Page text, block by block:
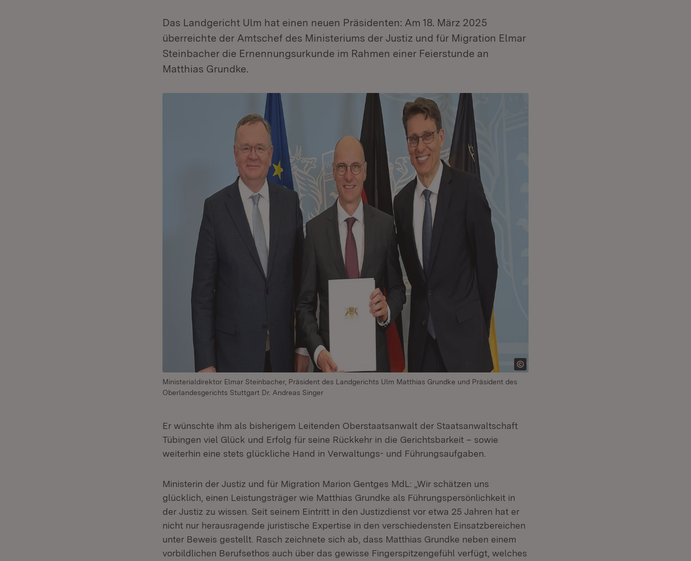
Das Landgericht Ulm hat einen neuen Präsidenten: Am 18. März 2025
überreichte der Amtschef des Ministeriums der Justiz und für Migration Elmar
Steinbacher die Ernennungsurkunde im Rahmen einer Feierstunde an
Matthias Grundke.
Ministerialdirektor Elmar Steinbacher, Präsident des Landgerichts Ulm Matthias Grundke und Präsident des
Oberlandesgerichts Stuttgart Dr. Andreas Singer
Er wünschte ihm als bisherigem Leitenden Oberstaatsanwalt der Staatsanwaltschaft
Tübingen viel Glück und Erfolg für seine Rückkehr in die Gerichtsbarkeit – sowie
weiterhin eine stets glückliche Hand in Verwaltungs- und Führungsaufgaben.
Ministerin der Justiz und für Migration Marion Gentges MdL: „Wir schätzen uns
glücklich, einen Leistungsträger wie Matthias Grundke als Führungspersönlichkeit in
der Justiz zu wissen. Seit seinem Eintritt in den Justizdienst vor etwa 25 Jahren hat er
nicht nur herausragende juristische Expertise in den verschiedensten Einsatzbereichen
unter Beweis gestellt. Rasch zeichnete sich ab, dass Matthias Grundke neben einem
vorbildlichen Berufsethos auch über das gewisse Fingerspitzengefühl verfügt, welches